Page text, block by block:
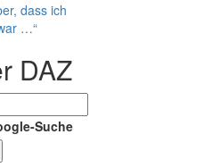
dass ich
…“
DAZ
Suche